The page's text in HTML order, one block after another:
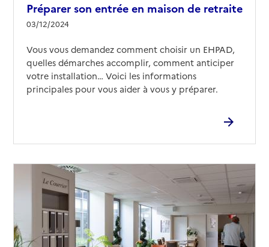
Préparer son entrée en maison de retraite
03/12/2024
Vous vous demandez comment choisir un EHPAD,
quelles démarches accomplir, comment anticiper
votre installation… Voici les informations
principales pour vous aider à vous y préparer.